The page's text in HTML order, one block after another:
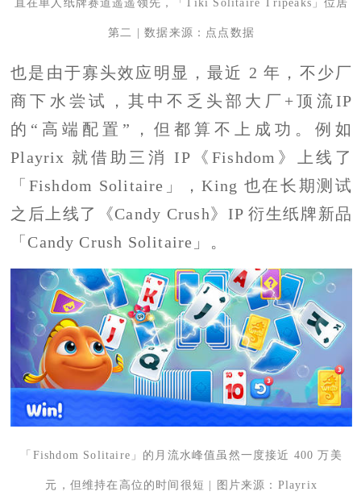
直在单人纸牌赛道遥遥领先，「Tiki Solitaire Tripeaks」位居
第二 | 数据来源：点点数据
也是由于寡头效应明显，最近 2 年，不少厂
商下水尝试，其中不乏头部大厂+顶流IP
的“高端配置”，但都算不上成功。例如
Playrix 就借助三消 IP《Fishdom》上线了
「Fishdom Solitaire」，King 也在长期测试
之后上线了《Candy Crush》IP 衍生纸牌新品
「Candy Crush Solitaire」。
「Fishdom Solitaire」的月流水峰值虽然一度接近 400 万美
元，但维持在高位的时间很短 | 图片来源：Playrix